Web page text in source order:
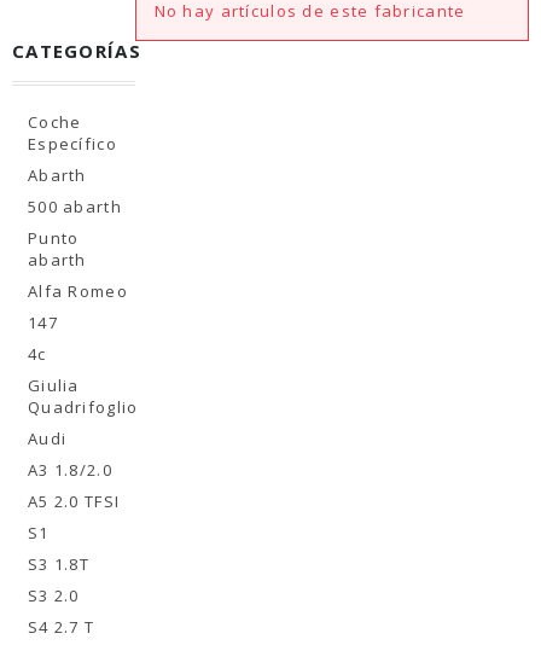
CATEGORÍAS
Coche
Específico
Abarth
500 abarth
Punto
abarth
Alfa Romeo
147
4c
Giulia
Quadrifoglio
Audi
A3 1.8/2.0
A5 2.0 TFSI
S1
S3 1.8T
S3 2.0
S4 2.7 T
No hay artículos de este fabricante